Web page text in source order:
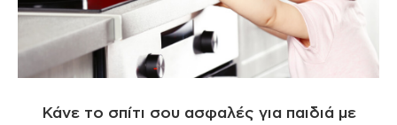
Κάνε το σπίτι σου ασφαλές για παιδιά με